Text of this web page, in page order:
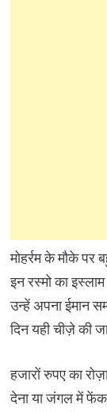
मोहर्रम के मौके पर
इन रस्मो का
उन्हें अपना ईमान
दिन यही चीज़े की
हजारों रुपए का
देना या जंगल में फेंक